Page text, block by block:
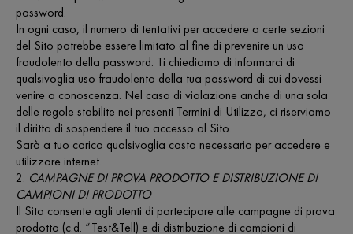
password.
In ogni caso, il numero di tentativi per accedere a certe sezioni
del Sito potrebbe essere limitato al fine di prevenire un uso
fraudolento della password. Ti chiediamo di informarci di
qualsivoglia uso fraudolento della tua password di cui dovessi
venire a conoscenza. Nel caso di violazione anche di una sola
delle regole stabilite nei presenti Termini di Utilizzo, ci riserviamo
il diritto di sospendere il tuo accesso al Sito.
Sarà a tuo carico qualsivoglia costo necessario per accedere e
utilizzare internet.
2. CAMPAGNE DI PROVA PRODOTTO E DISTRIBUZIONE DI
CAMPIONI DI PRODOTTO
Il Sito consente agli utenti di partecipare alle campagne di prova
prodotto (c.d. “Test&Tell) e di distribuzione di campioni di